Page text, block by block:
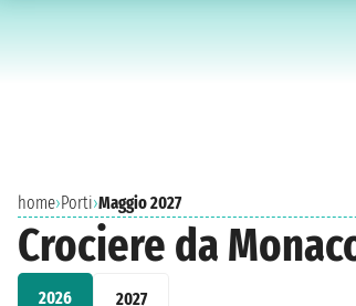
home›Porti›Maggio 2027
Crociere da
2026 2027